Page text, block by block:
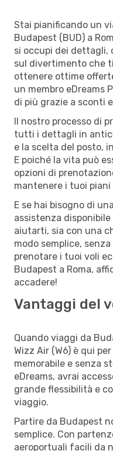
Stai pianificando un
Budapest (BUD) a
si occupi dei dettagli,
sul divertimento che
ottenere ottime
un membro eDreams
di più grazie a sconti
Il nostro processo di
tutti i dettagli in
e la scelta del posto,
E poiché la vita può
opzioni di
mantenere i tuoi
E se hai bisogno di
assistenza
aiutarti, sia con una
modo semplice,
prenotare i tuoi voli
Budapest a Roma,
accadere!
Vantaggi del
Quando viaggi da
Wizz Air (W6) è qui
memorabile e senza
eDreams, avrai
grande flessibilità e
viaggio.
Partire da Budapest
semplice. Con
aeroportuali facili da